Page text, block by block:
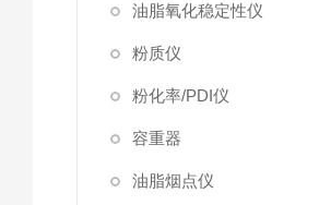
油脂氧化稳定性仪
粉质仪
粉化率/PDI仪
容重器
油脂烟点仪